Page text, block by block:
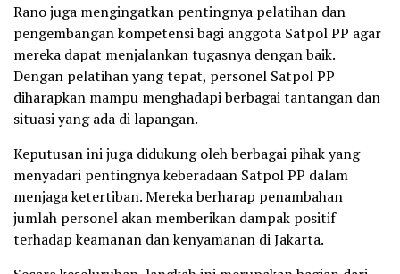
Rano juga mengingatkan pentingnya pelatihan dan
pengembangan kompetensi bagi anggota Satpol PP agar
mereka dapat menjalankan tugasnya dengan baik.
Dengan pelatihan yang tepat, personel Satpol PP
diharapkan mampu menghadapi berbagai tantangan dan
situasi yang ada di lapangan.
Keputusan ini juga didukung oleh berbagai pihak yang
menyadari pentingnya keberadaan Satpol PP dalam
menjaga ketertiban. Mereka berharap penambahan
jumlah personel akan memberikan dampak positif
terhadap keamanan dan kenyamanan di Jakarta.